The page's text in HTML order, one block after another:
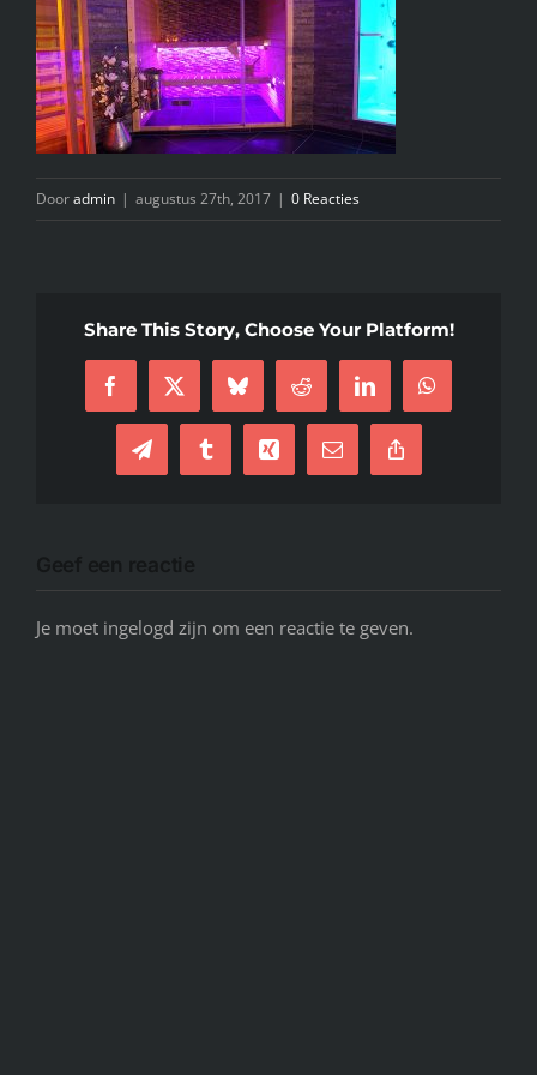
INFO
KIDS SPA PARTY
GIFTCARD
Dooradmin | augustus 27th, 2017 | 0 Reacties
Share This Story, Choose Your Platform!
Facebook
X BlueskyReddit LinkedInWhatsApp
TelegramTumblrXing
E-
mail
Copy
Link
Je moet ingelogd zijn om een reactie te geven.